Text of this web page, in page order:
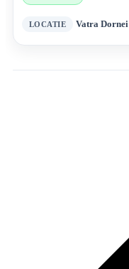
Vatra Dornei